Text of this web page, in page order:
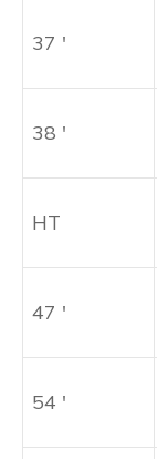
37 '
38 '
HT
47 '
54 '